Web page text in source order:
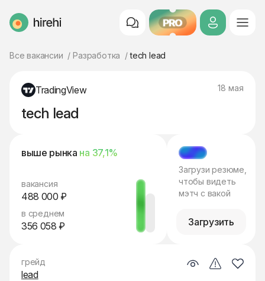
HireHi PRO
Все вакансии Разработка tech lead
TradingView 18 мая
tech lead
выше рынка на 37,1%
вакансия
488 000 ₽
в среднем
356 058 ₽
МЭТЧ
Загрузи резюме,
чтобы видеть
мэтч с вакой
Загрузить
грейд
lead